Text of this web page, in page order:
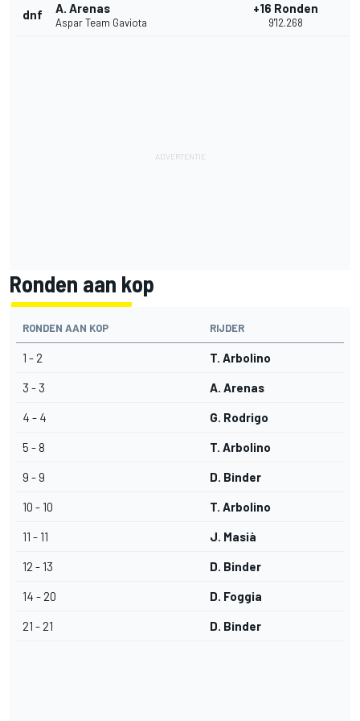
dnf A. Arenas
Aspar Team Gaviota
+16 Ronden
9'12.268
Ronden aan kop
RONDEN AAN KOP RIJDER
1 - 2 T. Arbolino
3 - 3 A. Arenas
4 - 4 G. Rodrigo
5 - 8 T. Arbolino
9 - 9 D. Binder
10 - 10 T. Arbolino
11 - 11 J. Masià
12 - 13 D. Binder
14 - 20 D. Foggia
21 - 21 D. Binder